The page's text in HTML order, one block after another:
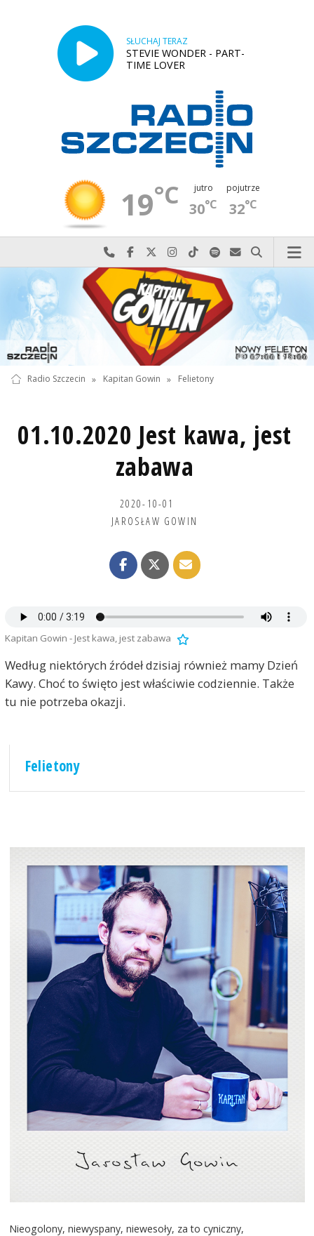
SŁUCHAJ TERAZ
STEVIE WONDER - PART-
TIME LOVER
19°C jutro
30°C
pojutrze
32°C
Najlepiej po prostu do nas zadzwoń
Odwiedź nas na Facebook-u
Odwiedź nas na X
Odwiedź nas na Instagram-ie
Odwiedź nas na TikTok-u
Szukaj nas na Spotify
Wyślij do nas
Szukaj
Radio Szczecin » Kapitan Gowin » Felietony
01.10.2020 Jest kawa, jest
zabawa
2020-10-01
JAROSŁAW GOWIN
Kapitan Gowin - Jest kawa, jest zabawa
Według niektórych źródeł dzisiaj również mamy Dzień
Kawy. Choć to święto jest właściwie codziennie. Także
tu nie potrzeba okazji.
Felietony
Nieogolony, niewyspany, niewesoły, za to cyniczny,